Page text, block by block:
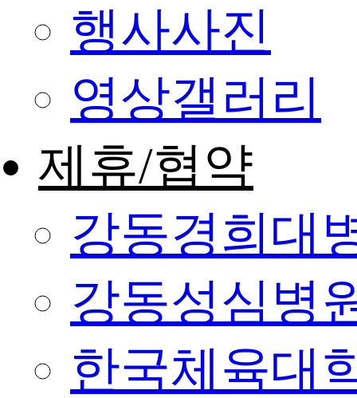
행사사진
영상갤러리
제휴/협약
강동경희대
강동성심병
한국체육대